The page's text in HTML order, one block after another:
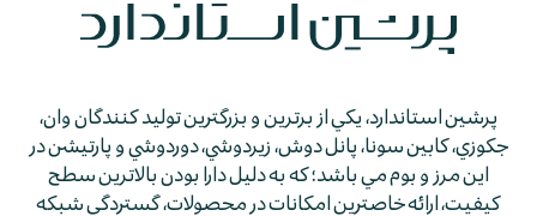
پرشين استاندارد، يكي از برترين و بزرگترين توليد كنندگان وان،
جكوزي، كابين سونا، پانل دوش، زيردوشي، دوردوشي و پارتيشن در
اين مرز و بوم مي باشد؛ كه به دليل دارا بودن بالاترين سطح
كيفيت، ارائه خاصترين امكانات در محصولات، گستردگي شبكه